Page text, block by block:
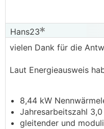
Hans23
vielen Dank für die
Laut Energieausweis
8,44 kW
Jahresarbeitszahl 3,0
gleitender und